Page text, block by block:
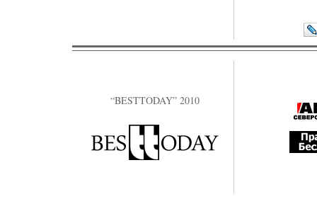
“BESTTODAY” 2010